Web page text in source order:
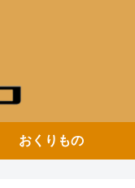
おくりもの